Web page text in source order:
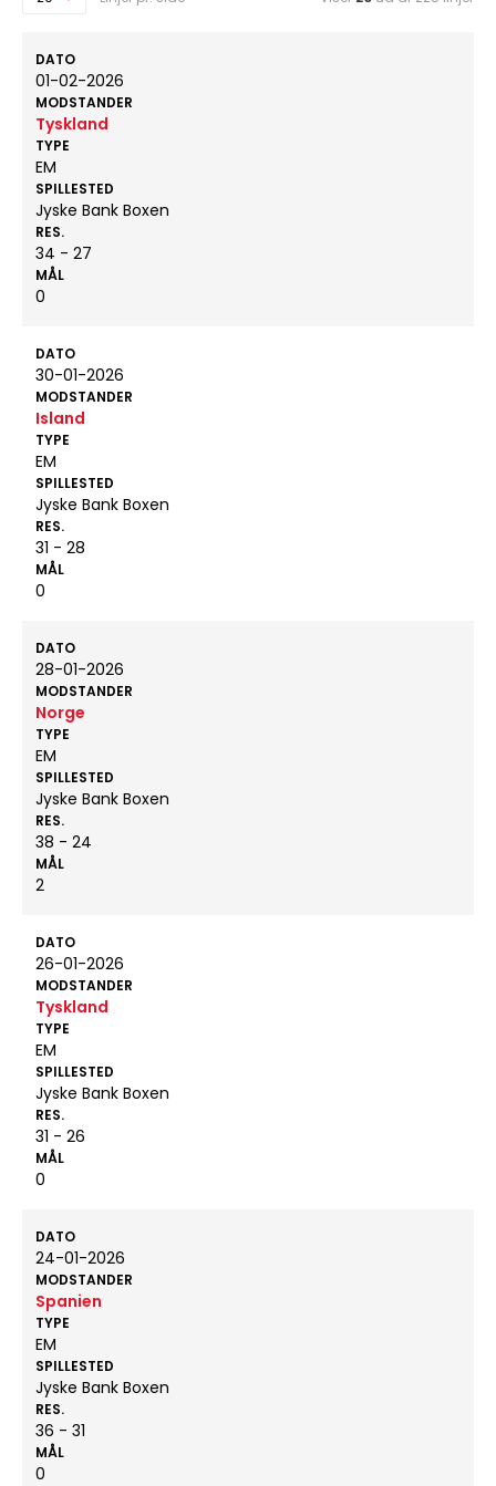
DATO
01-02-2026
MODSTANDER
Tyskland
TYPE
EM
SPILLESTED
Jyske Bank Boxen
RES.
34 - 27
MÅL
0
DATO
30-01-2026
MODSTANDER
Island
TYPE
EM
SPILLESTED
Jyske Bank Boxen
RES.
31 - 28
MÅL
0
DATO
28-01-2026
MODSTANDER
Norge
TYPE
EM
SPILLESTED
Jyske Bank Boxen
RES.
38 - 24
MÅL
2
DATO
26-01-2026
MODSTANDER
Tyskland
TYPE
EM
SPILLESTED
Jyske Bank Boxen
RES.
31 - 26
MÅL
0
DATO
24-01-2026
MODSTANDER
Spanien
TYPE
EM
SPILLESTED
Jyske Bank Boxen
RES.
36 - 31
MÅL
0